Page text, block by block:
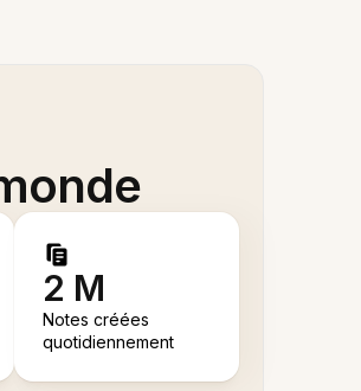
2 M
Notes créées
quotidiennement